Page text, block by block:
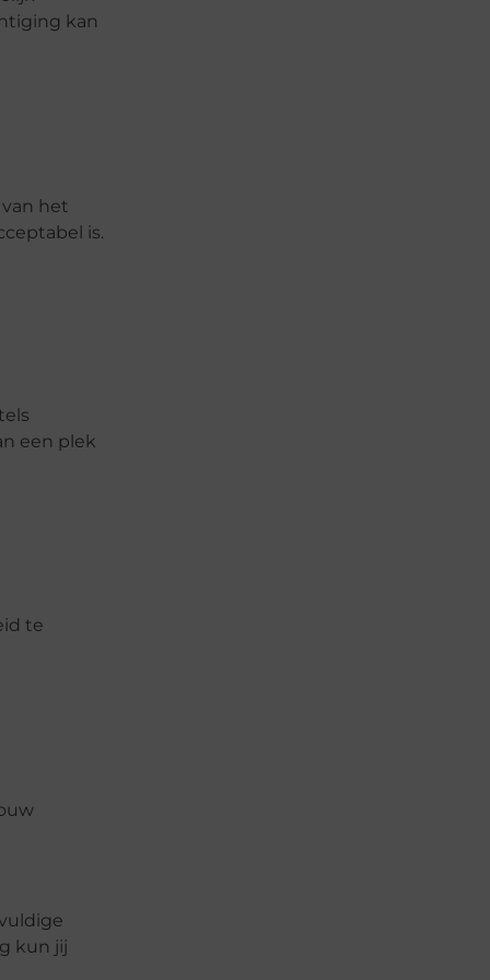
kan
het
is.
een plek
te
kun jij